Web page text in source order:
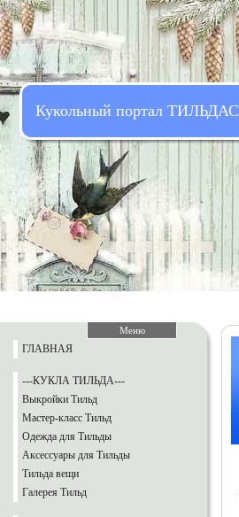
Кукольный портал ТИЛЬДАС
Меню
ГЛАВНАЯ
---КУКЛА ТИЛЬДА---
Выкройки Тильд
Мастер-класс Тильд
Одежда для Тильды
Аксессуары для Тильды
Тильда вещи
Галерея Тильд